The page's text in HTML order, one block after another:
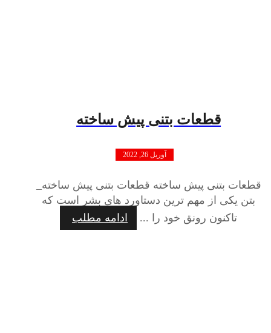
قطعات بتنی پیش ساخته
آوریل 26, 2022
قطعات بتنی پیش ساخته قطعات بتنی پیش ساخته_
بتن یکی از مهم ترین دستاورد های بشر است که
تاکنون رونق خود را ...
ادامه مطلب